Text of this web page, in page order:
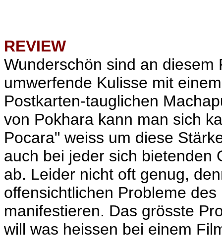
REVIEW
Wunderschön sind an
umwerfende Kulisse mit
Postkarten-tauglichen
von Pokhara kann man sich
Pocara" weiss um diese
auch bei jeder sich bietenden
ab. Leider nicht oft genug,
offensichtlichen Probleme
manifestieren. Das grösste
will was heissen bei einem